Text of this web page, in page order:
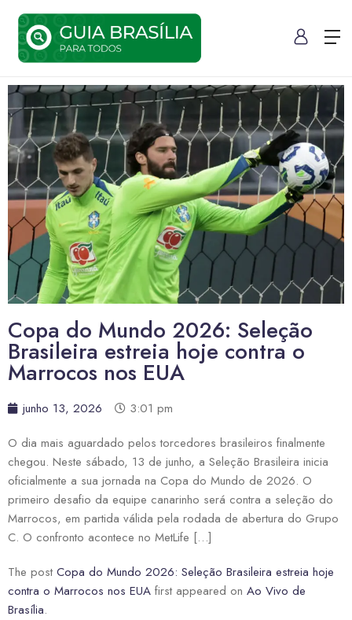
Copa do Mundo 2026: Seleção
Brasileira estreia hoje contra o
Marrocos nos EUA
junho 13, 2026
3:01 pm
O dia mais aguardado pelos torcedores brasileiros finalmente
chegou. Neste sábado, 13 de junho, a Seleção Brasileira inicia
oficialmente a sua jornada na Copa do Mundo de 2026. O
primeiro desafio da equipe canarinho será contra a seleção do
Marrocos, em partida válida pela rodada de abertura do Grupo
C. O confronto acontece no MetLife […]
The post Copa do Mundo 2026: Seleção Brasileira estreia hoje
contra o Marrocos nos EUA first appeared on Ao Vivo de
Brasília.